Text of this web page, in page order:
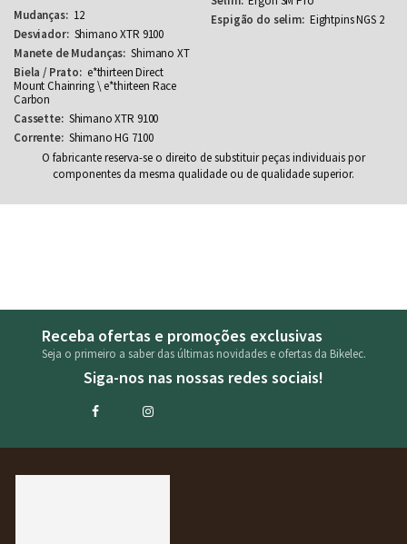
12
Shimano XTR 9100
Shimano XT
e*thirteen Direct
Mount Chainring \ e*thirteen Race
Carbon
Shimano XTR 9100
Shimano HG 7100
Eightpins NGS 2
O fabricante reserva-se o direito de substituir peças individuais por
componentes da mesma qualidade ou de qualidade superior.
Receba ofertas e promoções exclusivas
Seja o primeiro a saber das últimas novidades e ofertas da Bikelec.
Siga-nos nas nossas redes sociais!